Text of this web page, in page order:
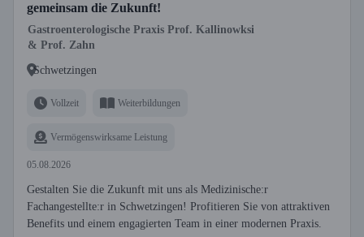
gemeinsam die Zukunft!
Gastroenterologische Praxis Prof. Kallinowksi
& Prof. Zahn
Schwetzingen
Vollzeit Weiterbildungen
Vermögenswirksame Leistung
05.08.2026
Gestalten Sie die Zukunft mit uns als Medizinische:r
Fachangestellte:r in Schwetzingen! Profitieren Sie von attraktiven
Benefits und einem engagierten Team in einer modernen Praxis.